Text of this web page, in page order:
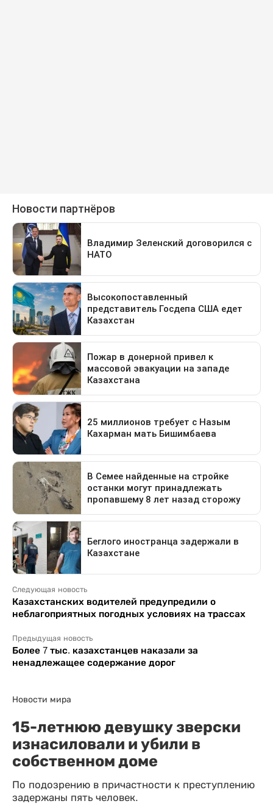
Следующая новость
Казахстанских водителей предупредили о
неблагоприятных погодных условиях на трассах
Предыдущая новость
Более 7 тыс. казахстанцев наказали за
ненадлежащее содержание дорог
Новости мира
15-летнюю девушку зверски
изнасиловали и убили в
собственном доме
По подозрению в причастности к преступлению
задержаны пять человек.